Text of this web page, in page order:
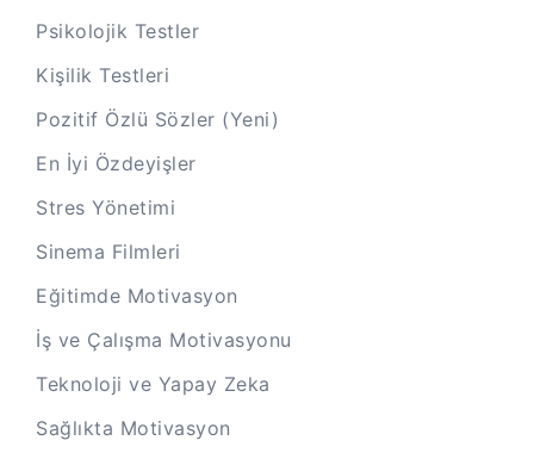
Psikolojik Testler
Kişilik Testleri
Pozitif Özlü Sözler (Yeni)
En İyi Özdeyişler
Stres Yönetimi
Sinema Filmleri
Eğitimde Motivasyon
İş ve Çalışma Motivasyonu
Teknoloji ve Yapay Zeka
Sağlıkta Motivasyon